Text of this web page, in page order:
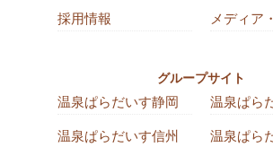
採用情報 メディア
グループサイト
温泉ぱらだいす静岡 温泉ぱら
温泉ぱらだいす信州 温泉ぱら